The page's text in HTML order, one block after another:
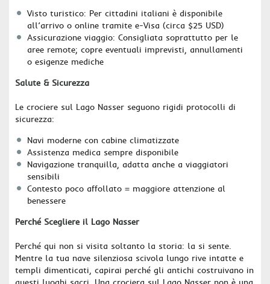
Visto turistico: Per cittadini italiani è disponibile
all’arrivo o online tramite e-Visa (circa $25 USD)
Assicurazione viaggio: Consigliata soprattutto per le
aree remote; copre eventuali imprevisti, annullamenti
o esigenze mediche
Salute & Sicurezza
Le crociere sul Lago Nasser seguono rigidi protocolli di
sicurezza:
Navi moderne con cabine climatizzate
Assistenza medica sempre disponibile
Navigazione tranquilla, adatta anche a viaggiatori
sensibili
Contesto poco affollato = maggiore attenzione al
benessere
Perché Scegliere il Lago Nasser
Perché qui non si visita soltanto la storia: la si sente.
Mentre la tua nave silenziosa scivola lungo rive intatte e
templi dimenticati, capirai perché gli antichi costruivano in